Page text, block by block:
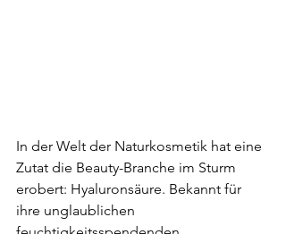
In der Welt der Naturkosmetik hat eine
Zutat die Beauty-Branche im Sturm
erobert: Hyaluronsäure. Bekannt für
ihre unglaublichen